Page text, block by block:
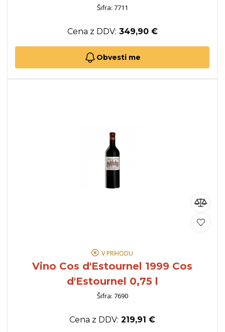
Šifra: 7711
Cena z DDV: 349,90 €
Obvesti me
V PRIHODU
Vino Cos d'Estournel 1999 Cos
d'Estournel 0,75 l
Šifra: 7690
Cena z DDV: 219,91 €